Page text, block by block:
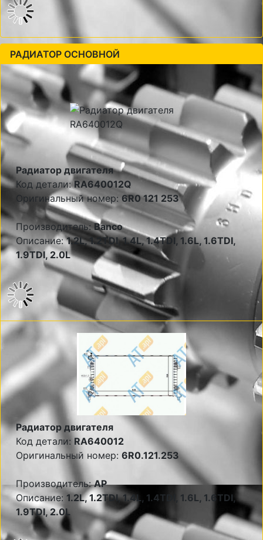
РАДИАТОР ОСНОВНОЙ
Радиатор двигателя
Код детали:RA640012Q
Оригинальный номер: 6R0 121 253
Производитель:Banco
Описание:1.2L, 1.2TDI, 1.4L, 1.4TDI, 1.6L, 1.6TDI,
1.9TDI, 2.0L
Радиатор двигателя
Код детали: RA640012
Оригинальный номер: 6R0.121.253
Производитель:AP
Описание: 1.2L, 1.2TDI, 1.4L, 1.4TDI, 1.6L, 1.6TDI,
1.9TDI, 2.0L